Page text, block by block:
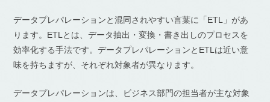
データプレパレーションと混同されやすい言葉に「ETL」があ
ります。ETLとは、データ抽出・変換・書き出しのプロセスを
効率化する手法です。データプレパレーションとETLは近い意
味を持ちますが、それぞれ対象者が異なります。
データプレパレーションは、ビジネス部門の担当者が主な対象